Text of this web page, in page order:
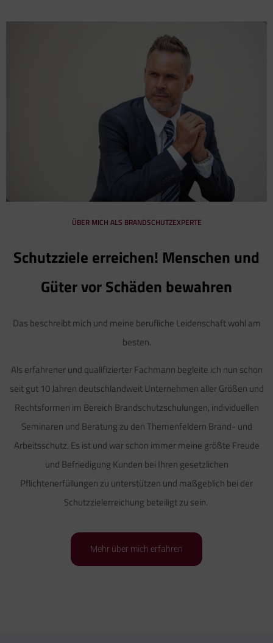
ÜBER MICH ALS BRANDSCHUTZEXPERTE
Schutzziele erreichen! Menschen und
Güter vor Schäden bewahren
Das beschreibt mich und meine berufliche Leidenschaft wohl am
besten.
Als erfahrener und qualifizierter Fachmann begleite ich nun schon
seit gut 10 Jahren deutschlandweit Unternehmen aller Größen und
Rechtsformen im Bereich Brandschutzschulungen, individuellen
Seminaren und Beratung zu den Themenfeldern Brand- und
Arbeitsschutz. Es ist und war schon immer meine größte Freude
und Befriedigung Kunden bei Ihren gesetzlichen
Pflichtenerfüllungen zu unterstützen und maßgeblich bei der
Schutzzielerreichung beteiligt zu sein.
Mehr über mich erfahren